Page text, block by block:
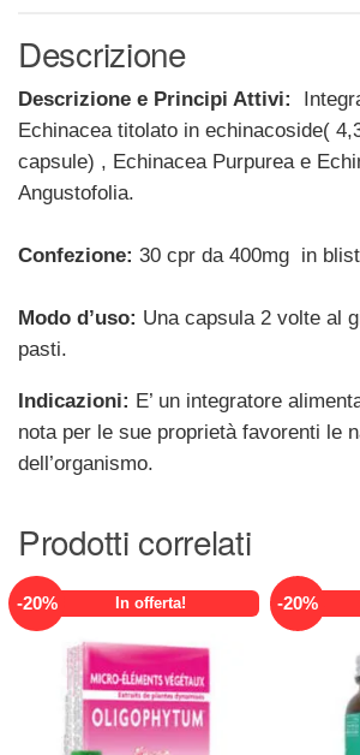
Descrizione
Descrizione e Principi Attivi:
Echinacea titolato in echinacoside(
capsule) , Echinacea Purpurea e
Angustofolia.
Confezione: 30 cpr da 400mg in
Modo d’uso: Una capsula 2 volte al
pasti.
Indicazioni: E’ un integratore
nota per le sue proprietà favorenti le
dell’organismo.
Prodotti correlati
-20% In offerta! -20%